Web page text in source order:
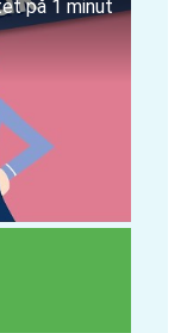
på 1 minut